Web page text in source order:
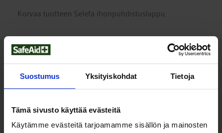
Suostumus Yksityiskohdat Tietoja
Tämä sivusto käyttää evästeitä
Käytämme evästeitä tarjoamamme sisällön ja mainosten
Korvaa tuotteen Selefa ihonpuhdistuslappu.
Tutustu myös